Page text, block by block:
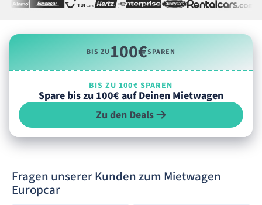
BIS ZU100€SPAREN
BIS ZU 100€ SPAREN
Spare bis zu 100€ auf Deinen Mietwagen
Zu den Deals
Fragen unserer Kunden zum Mietwagen
Europcar